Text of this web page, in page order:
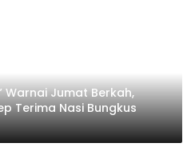
Warnai Jumat Berkah,
Terima Nasi Bungkus